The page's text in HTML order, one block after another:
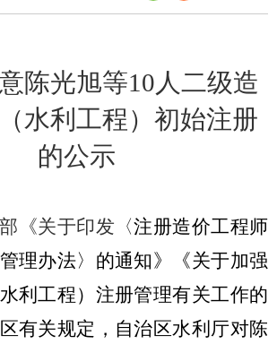
陈光旭等10人二级造
（水利工程） 初始注册
的公示
《关于印发〈注册造价工程师
管理办法〉的通知》《关于加强
利工程）注册管理有关工作的
有关规定，自治区水利厅对陈